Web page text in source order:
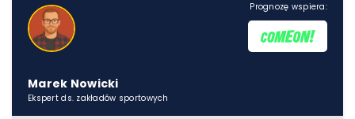
Prognozę wspiera:
Marek Nowicki
Ekspert ds. zakładów sportowych